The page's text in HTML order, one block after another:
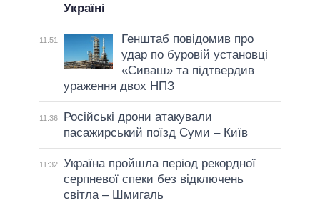
Україні
11:51
Генштаб повідомив про
удар по буровій установці
«Сиваш» та підтвердив
ураження двох НПЗ
11:36
Російські дрони атакували
пасажирський поїзд Суми – Київ
11:32
Україна пройшла період рекордної
серпневої спеки без відключень
світла – Шмигаль